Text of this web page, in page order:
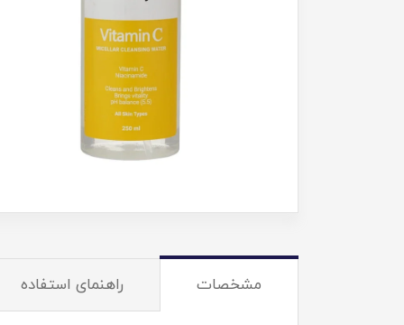
مشخصات راهنمای استفاده